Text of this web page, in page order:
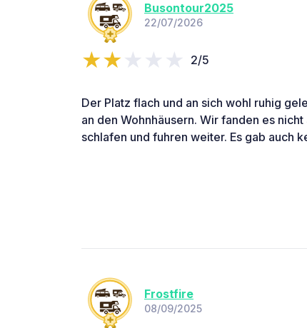
Busontour2025
22/07/2026
2/5
Der Platz flach und an sich wohl ruhig
an den Wohnhäusern. Wir fanden es
schlafen und fuhren weiter. Es gab auch
Frostfire
08/09/2025